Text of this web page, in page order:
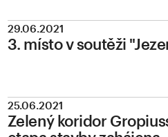
29.06.2021
3. místo v soutěži
25.06.2021
Zelený koridor